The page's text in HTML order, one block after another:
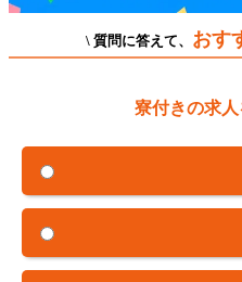
\ 質問に答えて、 おす
寮付きの求